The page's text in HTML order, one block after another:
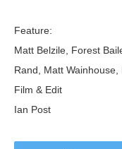
Feature:
Matt Belzile, Forest
Rand, Matt
Film & Edit
Ian Post